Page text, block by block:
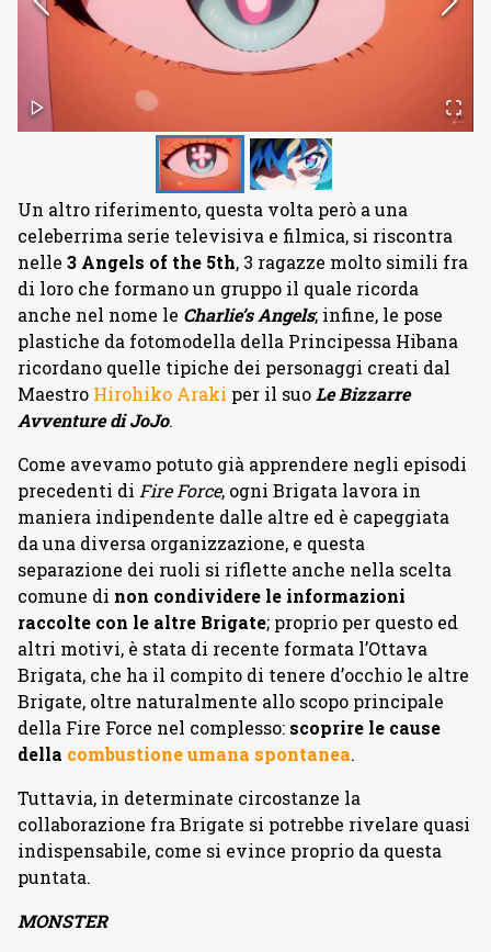
Un altro riferimento, questa volta però a una
celeberrima serie televisiva e filmica, si riscontra
nelle 3 Angels of the 5th, 3 ragazze molto simili fra
di loro che formano un gruppo il quale ricorda
anche nel nome le Charlie’s Angels; infine, le pose
plastiche da fotomodella della Principessa Hibana
ricordano quelle tipiche dei personaggi creati dal
Maestro Hirohiko Araki per il suoLe Bizzarre
Avventure di JoJo.
Come avevamo potuto già apprendere negli episodi
precedenti di Fire Force, ogni Brigata lavora in
maniera indipendente dalle altre ed è capeggiata
da una diversa organizzazione, e questa
separazione dei ruoli si riflette anche nella scelta
comune di non condividere le informazioni
raccolte con le altre Brigate; proprio per questo ed
altri motivi, è stata di recente formata l’Ottava
Brigata, che ha il compito di tenere d’occhio le altre
Brigate, oltre naturalmente allo scopo principale
della Fire Force nel complesso: scoprire le cause
della combustione umana spontanea.
Tuttavia, in determinate circostanze la
collaborazione fra Brigate si potrebbe rivelare quasi
indispensabile, come si evince proprio da questa
puntata.
MONSTER